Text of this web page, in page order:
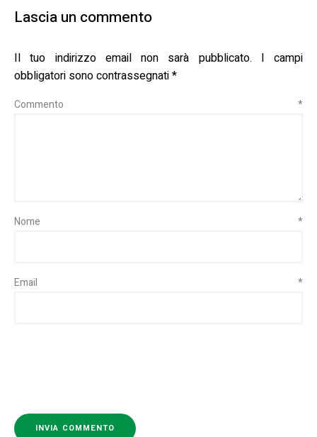
Lascia un commento
Il tuo indirizzo email non sarà pubblicato.
I campi
obbligatori sono contrassegnati*
Commento *
Nome *
Email *